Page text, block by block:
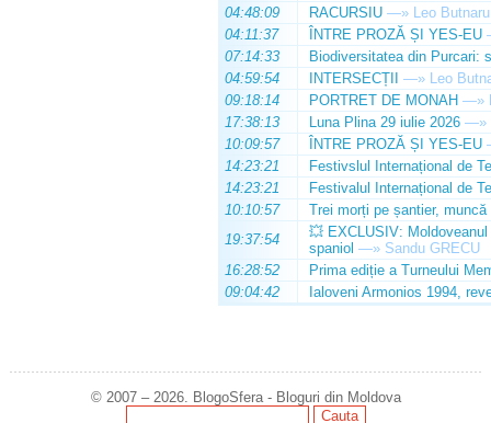
04:48:09
RACURSIU —» Leo Butnaru
04:11:37
ÎNTRE PROZĂ ȘI YES-EU
07:14:33
Biodiversitatea din Purcari:
04:59:54
INTERSECȚII —» Leo
09:18:14
PORTRET DE MONAH —»
17:38:13
Luna Plina 29 iulie 2026 —»
10:09:57
ÎNTRE PROZĂ ȘI YES-EU
14:23:21
Festivslul Internațional de
14:23:21
Festivalul Internațional de
10:10:57
Trei morți pe șantier, muncă
19:37:54
💥 EXCLUSIV:
spaniol —» Sandu GRECU
16:28:52
Prima ediție a Turneului
09:04:42
Ialoveni Armonios 1994,
© 2007 – 2026. BlogoSfera - Bloguri din Moldova